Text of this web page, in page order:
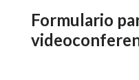
Formulario